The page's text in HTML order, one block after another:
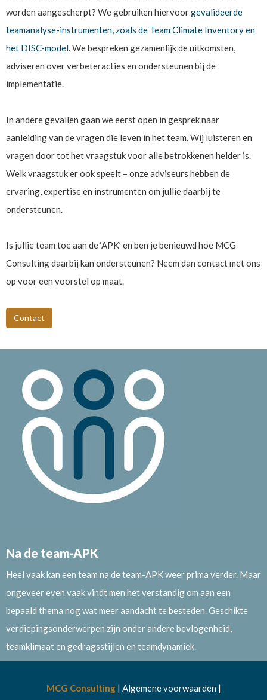
worden aangescherpt? We gebruiken hiervoorgevalideerde
teamanalyse-instrumenten, zoals de Team Climate Inventory en
het DISC-model. We bespreken gezamenlijk de uitkomsten,
adviseren over verbeteracties en ondersteunen bij de
implementatie.
In andere gevallen gaan we eerst open in gesprek naar
aanleiding van de vragen die leven in het team. Wij luisteren en
vragen door tot het vraagstuk voor alle betrokkenen helder is.
Welk vraagstuk er ook speelt – onze adviseurs hebben de
ervaring, expertise en instrumenten om jullie daarbij te
ondersteunen.
Is jullie team toe aan de ‘APK’ en ben je benieuwd hoe MCG
Consulting daarbij kan ondersteunen? Neem dan contact met ons
op voor een voorstel op maat.
Contact
Na de team-APK
Heel vaak kan een team na de team-APK weer prima verder. Maar
ongeveer even vaak vindt men het verstandig om aan een
bepaald thema nog wat meer aandacht te besteden. Geschikte
verdiepingsonderwerpen zijn onder anderebevlogenheid,
teamklimaaten gedragsstijlen en teamdynamiek.
MCG Consulting| Algemene voorwaarden|